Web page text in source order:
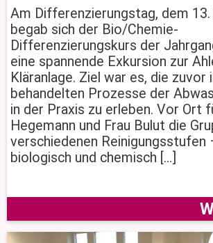
Am Differenzierungstag, dem 13.
begab sich der Bio/Chemie-
Differenzierungskurs der
eine spannende Exkursion zur
Kläranlage. Ziel war es, die zuvor
behandelten Prozesse der
in der Praxis zu erleben. Vor Ort
Hegemann und Frau Bulut die
verschiedenen Reinigungsstufen
biologisch und chemisch […]